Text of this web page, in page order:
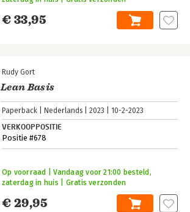
€ 33,95
Rudy Gort
Lean Basis
Paperback Nederlands 2023 10-2-2023
VERKOOPPOSITIE
Positie #678
€ 29,95
Op voorraad | Vandaag voor 21:00 besteld,
zaterdag in huis | Gratis verzonden